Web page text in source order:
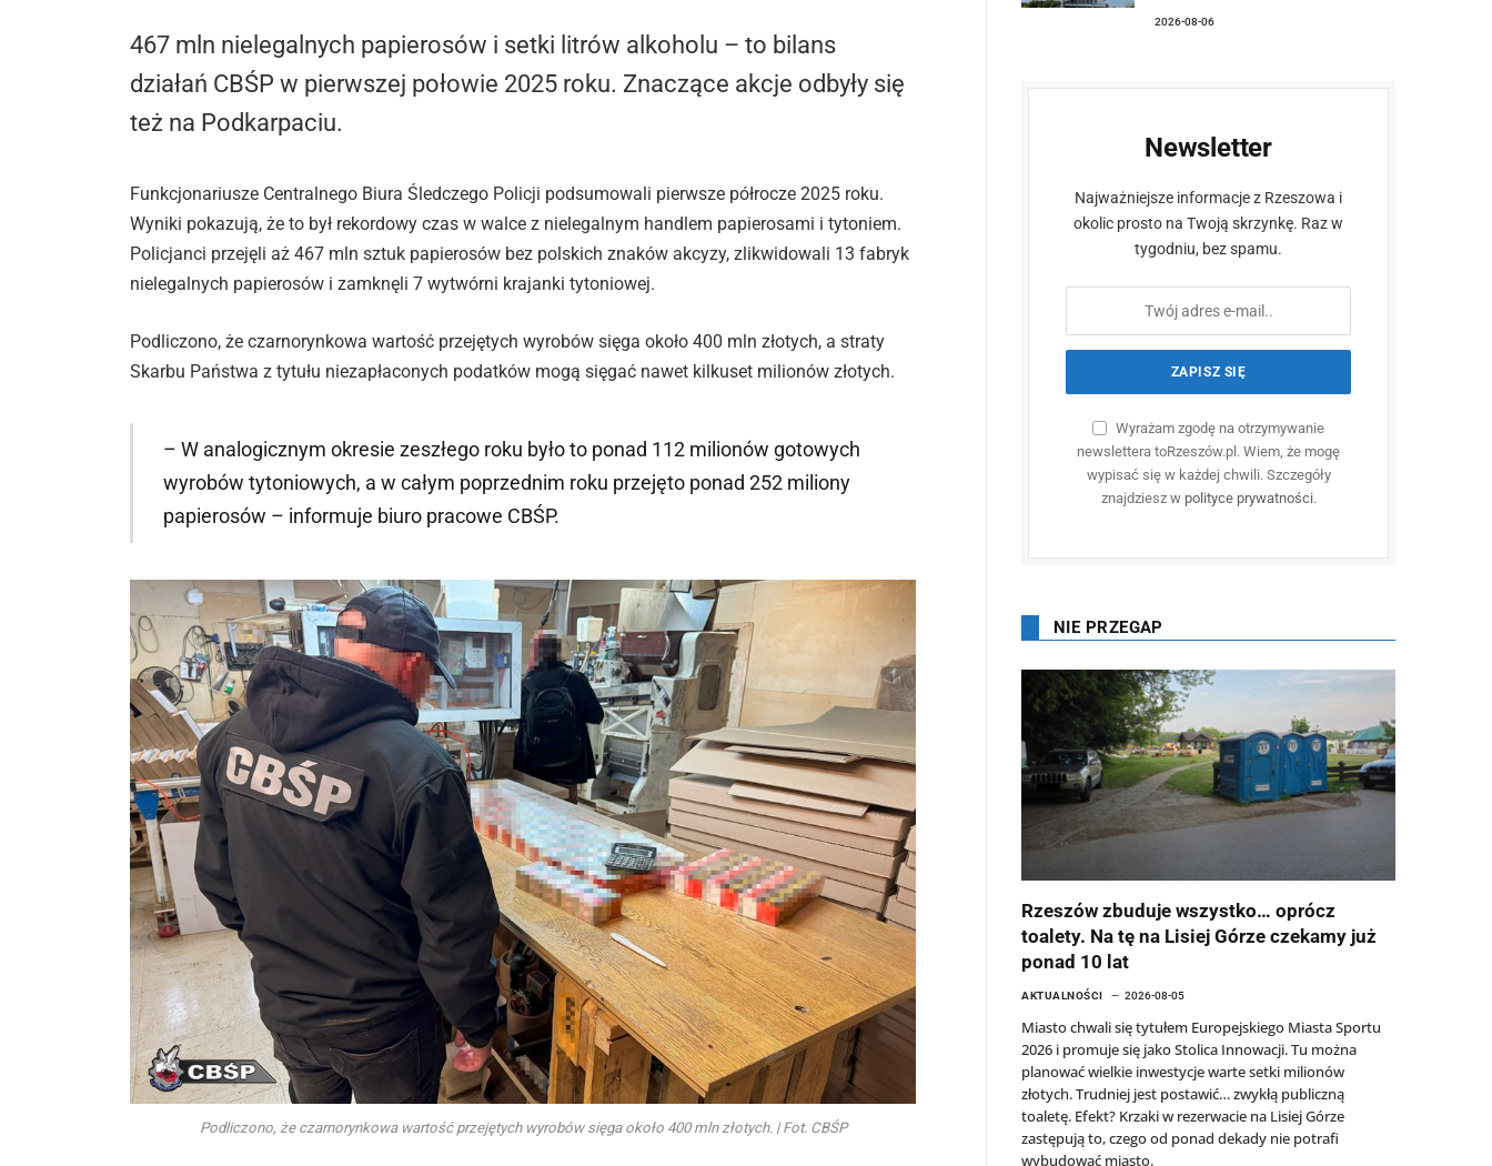
467 mln nielegalnych papierosów i setki litrów alkoholu – to bilans
działań CBŚP w pierwszej połowie 2025 roku. Znaczące akcje odbyły się
też na Podkarpaciu.
Funkcjonariusze Centralnego Biura Śledczego Policji podsumowali pierwsze półrocze 2025 roku.
Wyniki pokazują, że to był rekordowy czas w walce z nielegalnym handlem papierosami i tytoniem.
Policjanci przejęli aż 467 mln sztuk papierosów bez polskich znaków akcyzy, zlikwidowali 13 fabryk
nielegalnych papierosów i zamknęli 7 wytwórni krajanki tytoniowej.
Podliczono, że czarnorynkowa wartość przejętych wyrobów sięga około 400 mln złotych, a straty
Skarbu Państwa z tytułu niezapłaconych podatków mogą sięgać nawet kilkuset milionów złotych.
– W analogicznym okresie zeszłego roku było to ponad 112 milionów gotowych
wyrobów tytoniowych, a w całym poprzednim roku przejęto ponad 252 miliony
papierosów – informuje biuro pracowe CBŚP.
Podliczono, że czarnorynkowa wartość przejętych wyrobów sięga około 400 mln złotych. | Fot. CBŚP
2026-08-06
Newsletter
Najważniejsze informacje z Rzeszowa i
okolic prosto na Twoją skrzynkę. Raz w
tygodniu, bez spamu.
Wyrażam zgodę na otrzymywanie
newslettera toRzeszów.pl. Wiem, że mogę
wypisać się w każdej chwili. Szczegóły
znajdziesz w polityce prywatności.
NIE PRZEGAP
Rzeszów zbuduje wszystko… oprócz
toalety. Na tę na Lisiej Górze czekamy już
ponad 10 lat
AKTUALNOŚCI 2026-08-05
Miasto chwali się tytułem Europejskiego Miasta Sportu
2026 i promuje się jako Stolica Innowacji. Tu można
planować wielkie inwestycje warte setki milionów
złotych. Trudniej jest postawić… zwykłą publiczną
toaletę. Efekt? Krzaki w rezerwacie na Lisiej Górze
zastępują to, czego od ponad dekady nie potrafi
wybudować miasto.